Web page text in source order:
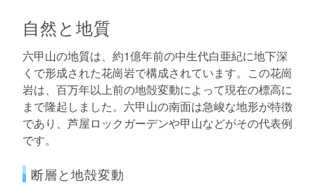
自然と地質
六甲山の地質は、約1億年前の中生代白亜紀に地下深
くで形成された花崗岩で構成されています。この花崗
岩は、百万年以上前の地殻変動によって現在の標高に
まで隆起しました。六甲山の南面は急峻な地形が特徴
であり、芦屋ロックガーデンや甲山などがその代表例
です。
断層と地殻変動